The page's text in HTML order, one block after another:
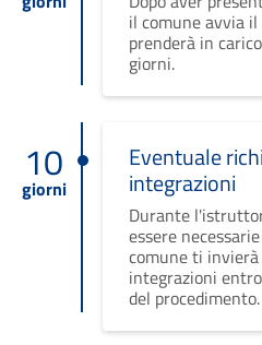
il comune avvia
prenderà in
giorni.
10
giorni
Eventuale
integrazioni
Durante
essere
comune ti
integrazioni
del procedimento.